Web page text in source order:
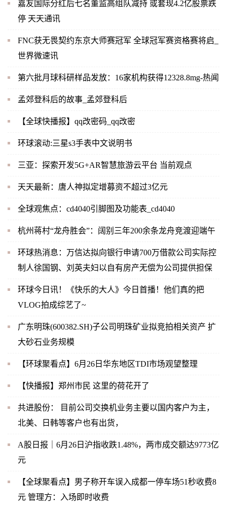
嘉友国际分红后七名董监高组队减持 或套现4.2亿股票跌
停 天天通讯
FNC获无畏契约东京大师赛冠军 全球冠军赛资格赛将启_
世界微速讯
第六批月球科研样品发放：16家机构获得12328.8mg-热闻
孟郊登科后的故事_孟郊登科后
【全球快播报】qq改密码_qq改密
环球滚动:三星s3手表中文说明书
三亚：探索开发5G+AR智慧旅游云平台 当前观点
天天最新：唐人神拟定增募资不超过3亿元
全球观焦点：cd4040引脚图及功能表_cd4040
杭州蒋村“龙舟胜会”：阔别三年200余条龙舟竞渡迎端午
环球热消息：万信达拟向银行申请700万借款公司实际控
制人徐国钢、刘英夫妇以自有房产无偿为公司提供担保
环球今日讯！《快乐的大人》今日首播！他们真的把
VLOG拍成综艺了~
广东明珠(600382.SH)子公司明珠矿业拟竞拍相关资产 扩
大砂石业务规模
【环球聚看点】6月26日华东地区TDI市场观望整理
【快播报】郑州市民 这里的荷花开了
共进股份： 目前公司交换机业务主要以国内客户为主，
北美、日韩等客户也有出货，
A股日报｜6月26日沪指收跌1.48%，两市成交额达9773亿
元
【全球聚看点】男子称开车误入成都一停车场51秒收费8
元 管理方：入场即时收费